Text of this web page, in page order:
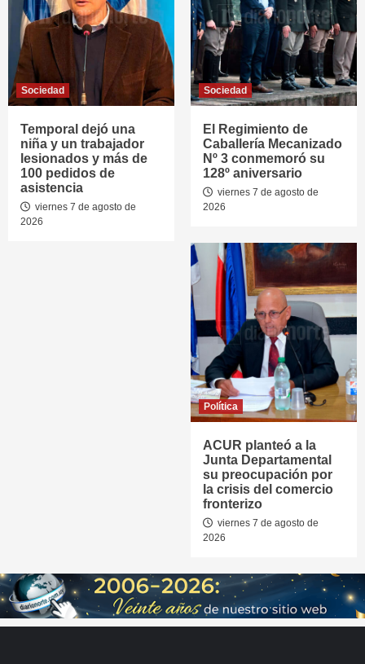
Sociedad
Temporal dejó una
niña y un trabajador
lesionados y más de
100 pedidos de
asistencia
viernes 7 de agosto de
2026
Sociedad
El Regimiento de
Caballería Mecanizado
Nº 3 conmemoró su
128º aniversario
viernes 7 de agosto de
2026
Política
ACUR planteó a la
Junta Departamental
su preocupación por
la crisis del comercio
fronterizo
viernes 7 de agosto de
2026